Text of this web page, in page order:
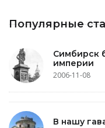
Популярные
Симбирск
империи
2006-11-08
В нашу